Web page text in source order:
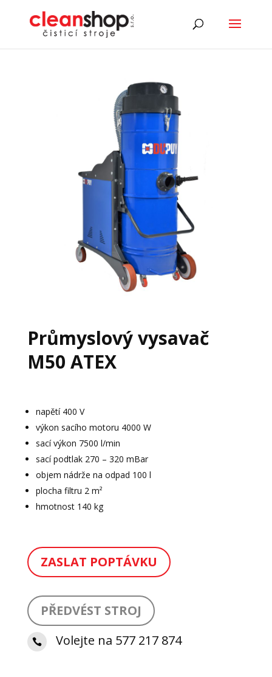
Průmyslový vysavač
M50 ATEX
napětí 400 V
výkon sacího motoru 4000 W
sací výkon 7500 l/min
sací podtlak 270 – 320 mBar
objem nádrže na odpad 100 l
plocha filtru 2 m²
hmotnost 140 kg
ZASLAT POPTÁVKU
PŘEDVÉST STROJ
 Volejte na 577 217 874